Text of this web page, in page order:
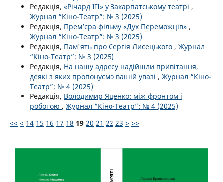
Редакція, «Річард ІІІ» у Закарпатському театрі ,
Журнал “Кіно-Театр”: № 3 (2025)
Редакція, Прем’єра фільму «Дух Переможців» ,
Журнал “Кіно-Театр”: № 3 (2025)
Редакція, Пам'ять про Сергія Лисецького , Журнал
“Кіно-Театр”: № 3 (2025)
Редакція, На нашу адресу надійшли привітання,
деякі з яких пропонуємо вашій увазі , Журнал “Кіно-
Театр”: № 4 (2025)
Редакція, Володимир Яценко: між фронтом і
роботою , Журнал “Кіно-Театр”: № 4 (2025)
<< < 14 15 16 17 18 19 20 21 22 23 > >>